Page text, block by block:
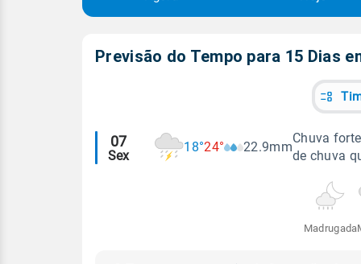
Previsão do Tempo para 15 Dias
Alertas
meteorológicos
07
Sex
18°24° 22.9mm
Chuva
de chuva
Madrugada